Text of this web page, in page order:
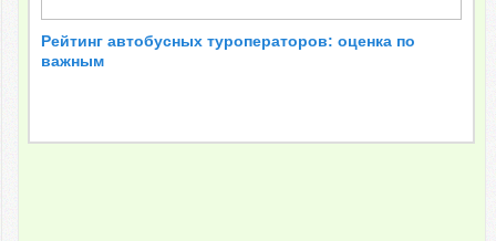
Рейтинг автобусных туроператоров: оценка по
важным